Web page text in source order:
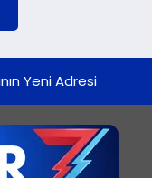
Yeni Adresi